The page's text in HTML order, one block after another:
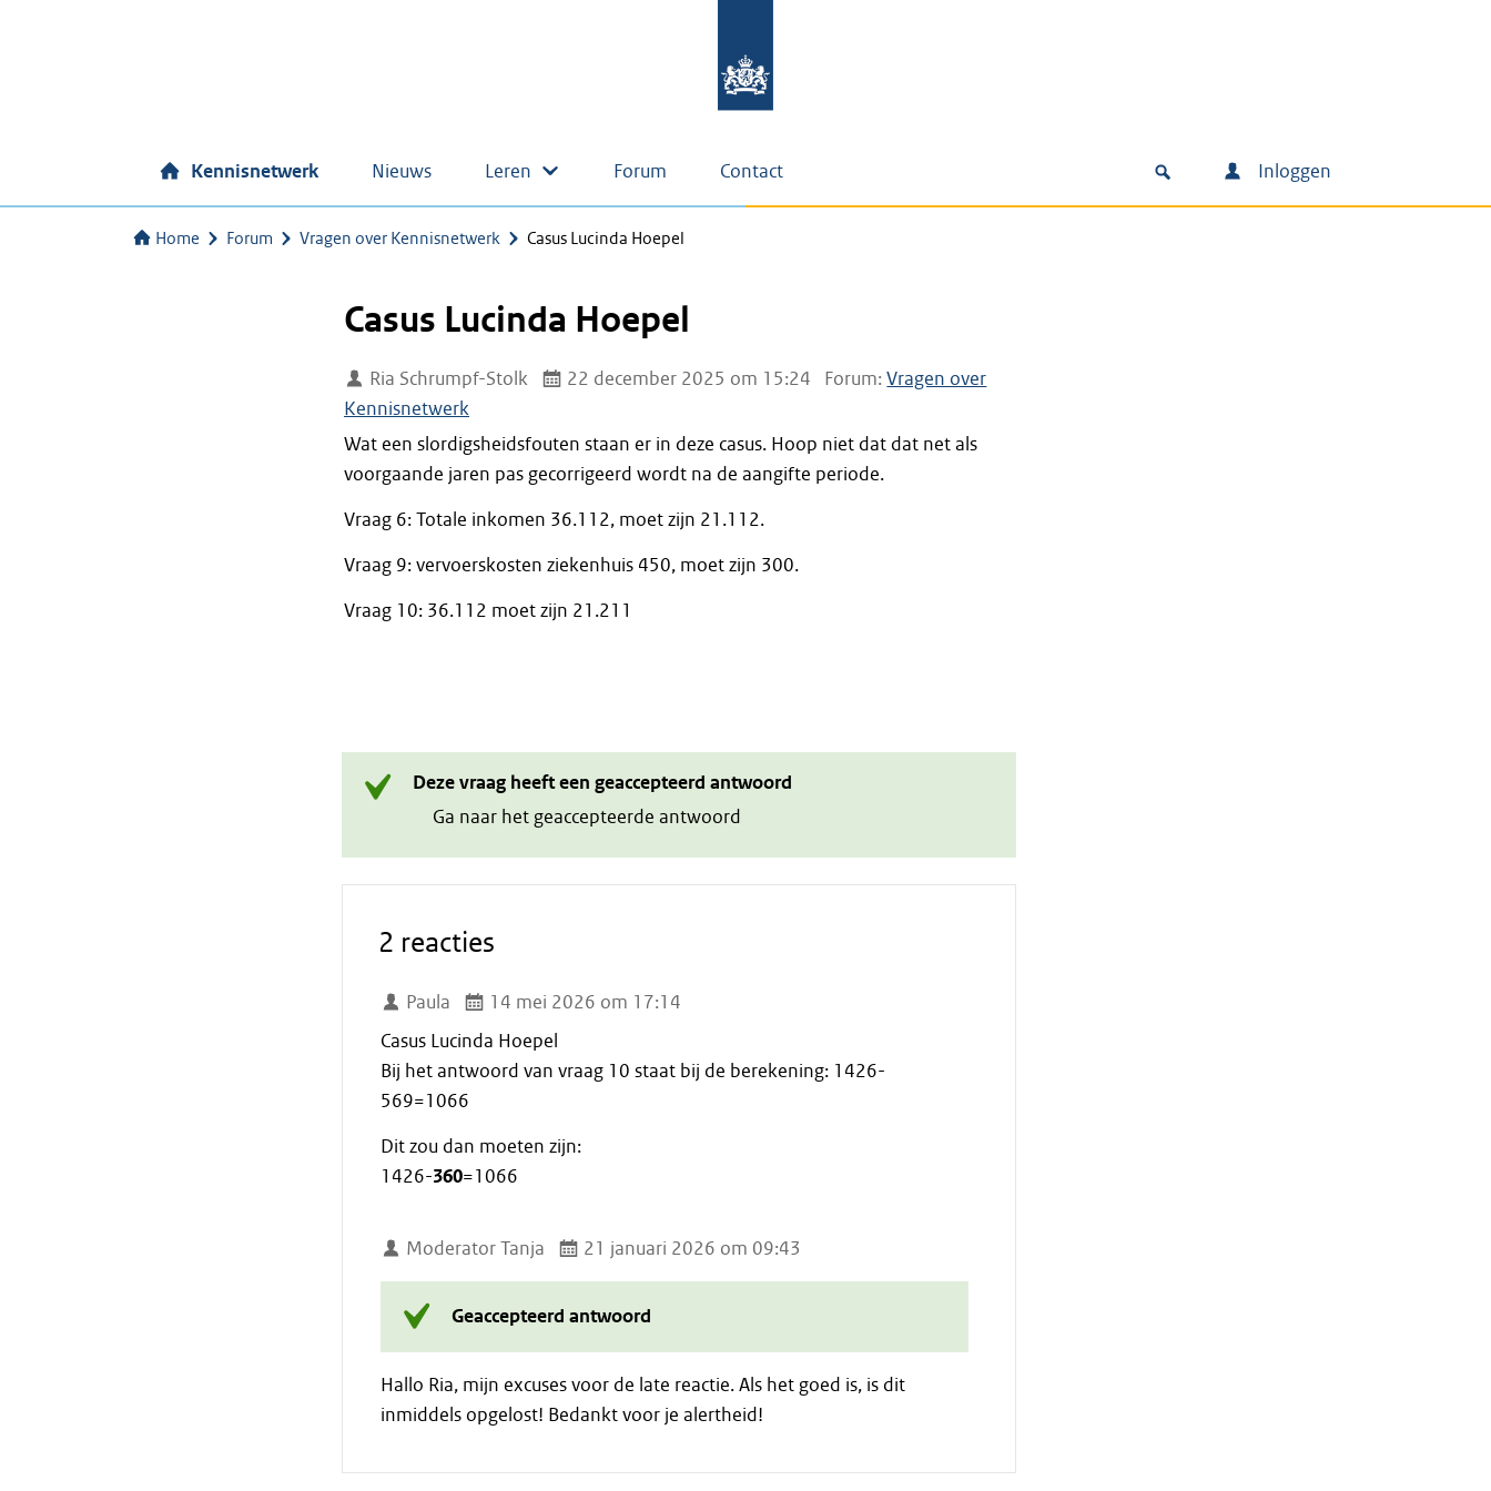
Kennisnetwerk Nieuws Leren Forum Contact Inloggen
Home Forum Vragen over Kennisnetwerk Casus Lucinda Hoepel
Casus Lucinda Hoepel
Ria Schrumpf-Stolk 22 december 2025 om 15:24 Forum:Vragen over
Kennisnetwerk
Wat een slordigsheidsfouten staan er in deze casus. Hoop niet dat dat net als
voorgaande jaren pas gecorrigeerd wordt na de aangifte periode.
Vraag 6: Totale inkomen 36.112, moet zijn 21.112.
Vraag 9: vervoerskosten ziekenhuis 450, moet zijn 300.
Vraag 10: 36.112 moet zijn 21.211
Deze vraag heeft een geaccepteerd antwoord
Ga naar het geaccepteerde antwoord
2 reacties
Paula
14 mei 2026 om 17:14
Casus Lucinda Hoepel
Bij het antwoord van vraag 10 staat bij de berekening: 1426-
569=1066
Dit zou dan moeten zijn:
1426-360=1066
Moderator Tanja 21 januari 2026 om 09:43
Geaccepteerd antwoord
Hallo Ria, mijn excuses voor de late reactie. Als het goed is, is dit
inmiddels opgelost! Bedankt voor je alertheid!